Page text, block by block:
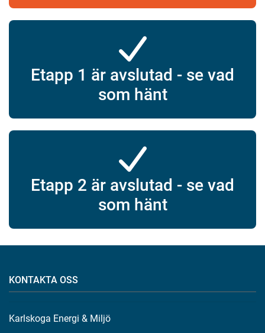
Etapp 1 är avslutad - se vad
som hänt
Etapp 2 är avslutad - se vad
som hänt
KONTAKTA OSS
Karlskoga Energi & Miljö